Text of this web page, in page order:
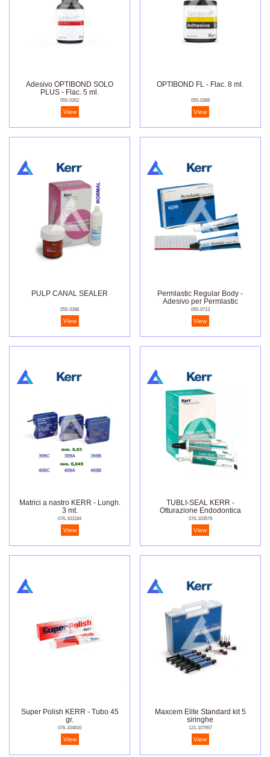
Adesivo OPTIBOND SOLO
PLUS - Flac. 5 ml.
055-0262
View
OPTIBOND FL - Flac. 8 ml.
055-0368
View
PULP CANAL SEALER
055-0398
View
Permlastic Regular Body -
Adesivo per Permlastic
055-0713
View
Matrici a nastro KERR - Lungh.
3 mt.
076-103184
View
TUBLI-SEAL KERR -
Otturazione Endodontica
076-103579
View
Super Polish KERR - Tubo 45
gr.
076-104816
View
Maxcem Elite Standard kit 5
siringhe
121-107957
View